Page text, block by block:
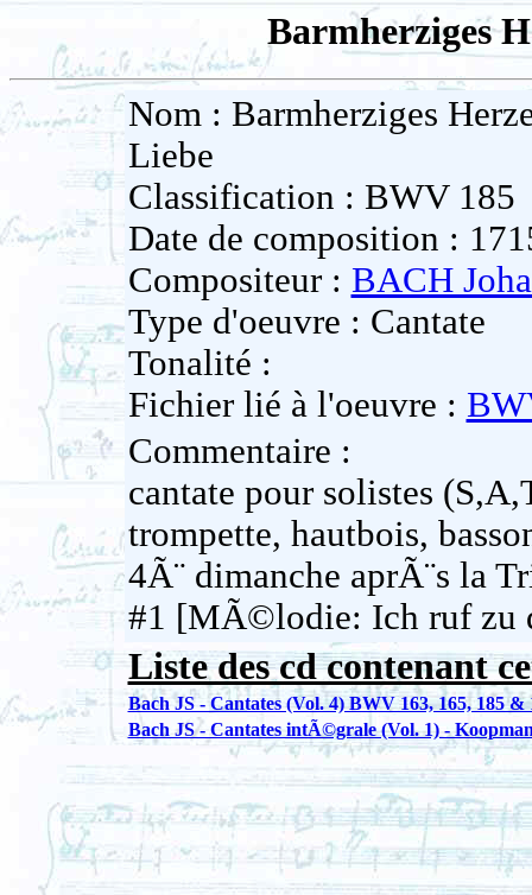
Barmherziges
Nom : Barmherziges
Liebe
Classification : BWV 185
Date de composition :
Compositeur : BACH
Type d'oeuvre : Cantate
Tonalité :
Fichier lié à l'oeuvre :
Commentaire :
cantate pour solistes
trompette, hautbois,
4Ã¨ dimanche aprÃ¨s la
#1 [MÃ©lodie: Ich ruf zu
Liste des cd contenant
Bach JS - Cantates (Vol. 4) BWV 163, 165, 185 &
Bach JS - Cantates intÃ©grale (Vol. 1) -